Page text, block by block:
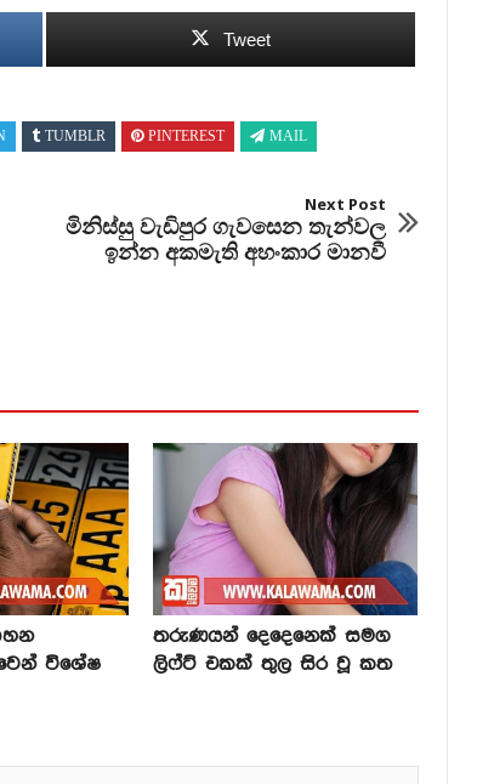
Tweet
TUMBLR PINTEREST MAIL
Next Post
මිනිස්සු වැඩිපුර ගැවසෙන තැන්වල
ඉන්න අකමැති අහංකාර මානවී
විශේෂ
තරුණයන් දෙදෙනෙක් සමග
ලිෆ්ට් එකක් තුල සිර වූ කත